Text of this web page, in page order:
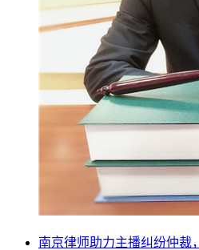
南京律师助力主播纠纷仲裁